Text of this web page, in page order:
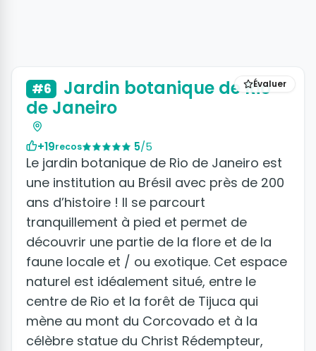
Évaluer
#6
Jardin botanique de Rio
de Janeiro
+19recos 5/5
Le jardin botanique de Rio de Janeiro est
une institution au Brésil avec près de 200
ans d’histoire ! Il se parcourt
tranquillement à pied et permet de
découvrir une partie de la flore et de la
faune locale et / ou exotique. Cet espace
naturel est idéalement situé, entre le
centre de Rio et la forêt de Tijuca qui
mène au mont du Corcovado et à la
célèbre statue du Christ Rédempteur,